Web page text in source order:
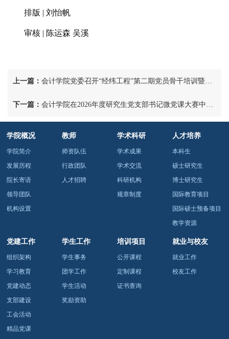
排版 | 刘怡帆
审核 | 陈运森 吴溪
上一篇： 会计学院党委召开“经纬工程”第二期党员骨干培训暨党支部书记工作例会
下一篇： 会计学院在2026年度研究生党支部书记微党课大赛中荣获佳绩
学院概况
学院简介
发展历程
院长寄语
领导团队
机构设置
教师
师资队伍
行政团队
人才招聘
学术科研
学术成果
学术交流
科研机构
规章制度
人才培养
本科生
硕士研究生
博士研究生
国际教育项目
国际硕士预备项目
教学资源
党建工作
组织架构
学习教育
党建动态
支部建设
工会活动
精品党课
学生工作
学生事务
团学工作
学生活动
奖励资助
培训项目
公开课程
定制课程
证书查询
就业与校友
就业工作
校友工作